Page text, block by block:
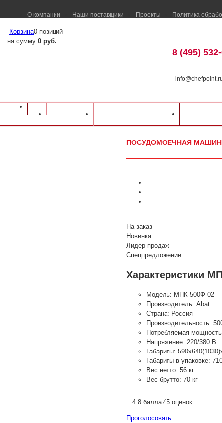
О компании Наши поставщики Проекты Политика
Корзина0 позиций
на сумму 0 руб.
8 (495)
Оборудование для ресторанов и кафе
ПОСУДОМОЕЧНАЯ
На заказ
Новинка
Лидер продаж
Спецпредложение
Характеристики
Модель: МПК-500Ф-02
Производитель: Abat
Страна: Россия
Производительность:
Потребляемая
Напряжение: 220/380 В
Габариты:
Габариты в упаковке:
Вес нетто: 56 кг
Вес брутто: 70 кг
4.8 балла ⁄ 5 оценок
Проголосовать